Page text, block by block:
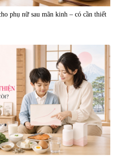
Viên uống tăng cường miễn dịch
Ribeto Shoji Fukujyusen 180
viên
|32.160
9.850.000 đ
phụ nữ sau mãn kinh – có cần thiết